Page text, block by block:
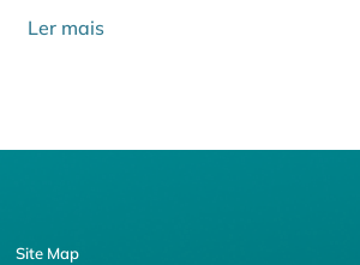
Ler mais
Site Map